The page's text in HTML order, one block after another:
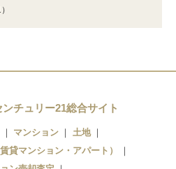
チュリー21総合サイト
マンション
土地
貸マンション・アパート）